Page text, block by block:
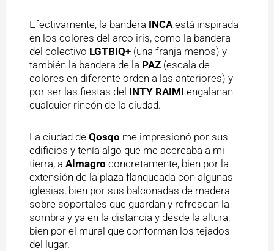
Efectivamente, la bandera INCAestá inspirada
en los colores del arco iris, como la bandera
del colectivo LGTBIQ+(una franja menos) y
también la bandera de la PAZ(escala de
colores en diferente orden a las anteriores) y
por ser las fiestas del INTY RAIMI engalanan
cualquier rincón de la ciudad.
La ciudad de Qosqo me impresionó por sus
edificios y tenía algo que me acercaba a mi
tierra, a Almagro concretamente, bien por la
extensión de la plaza flanqueada con algunas
iglesias, bien por sus balconadas de madera
sobre soportales que guardan y refrescan la
sombra y ya en la distancia y desde la altura,
bien por el mural que conforman los tejados
del lugar.